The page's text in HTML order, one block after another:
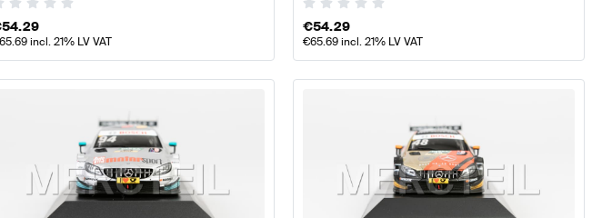
54.29
65.69incl. 21% LV VAT
€54.29
€65.69incl. 21% LV VAT